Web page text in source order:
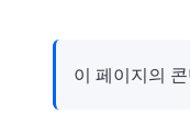
이 페이지의